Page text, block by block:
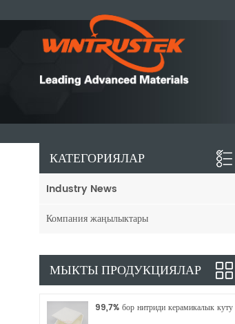
КАТЕГОРИЯЛАР
Industry News
Компания жаңылыктары
МЫКТЫ ПРОДУКЦИЯЛАР
99,7% бор нитриди керамикалык куту